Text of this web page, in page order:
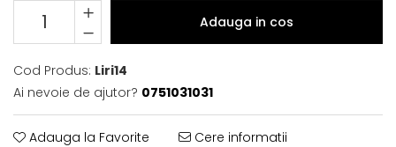
Adauga in cos
Cod Produs: Liri14
Ai nevoie de ajutor? 0751031031
Adauga la Favorite Cere informatii